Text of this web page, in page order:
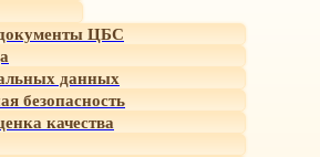
ЦБС
данных
безопасность
качества